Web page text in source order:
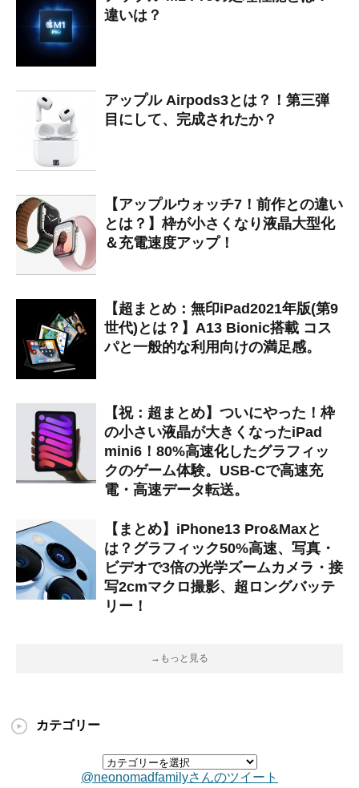
違いは？
アップル Airpods3とは？！第三弾
目にして、完成されたか？
【アップルウォッチ7！前作との違い
とは？】枠が小さくなり液晶大型化
＆充電速度アップ！
【超まとめ：無印iPad2021年版(第9
世代)とは？】A13 Bionic搭載 コス
パと一般的な利用向けの満足感。
【祝：超まとめ】ついにやった！枠
の小さい液晶が大きくなったiPad
mini6！80%高速化したグラフィッ
クのゲーム体験。USB-Cで高速充
電・高速データ転送。
【まとめ】iPhone13 Pro&Maxと
は？グラフィック50%高速、写真・
ビデオで3倍の光学ズームカメラ・接
写2cmマクロ撮影、超ロングバッテ
リー！
→もっと見る
カテゴリー
@neonomadfamilyさんのツイート